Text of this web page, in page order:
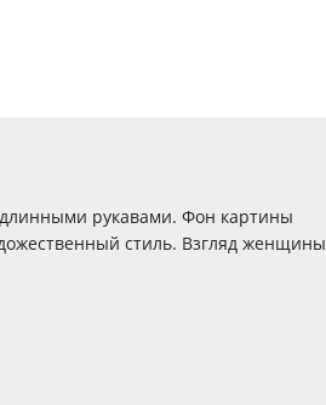
рукавами. Фон картины
стиль. Взгляд женщины